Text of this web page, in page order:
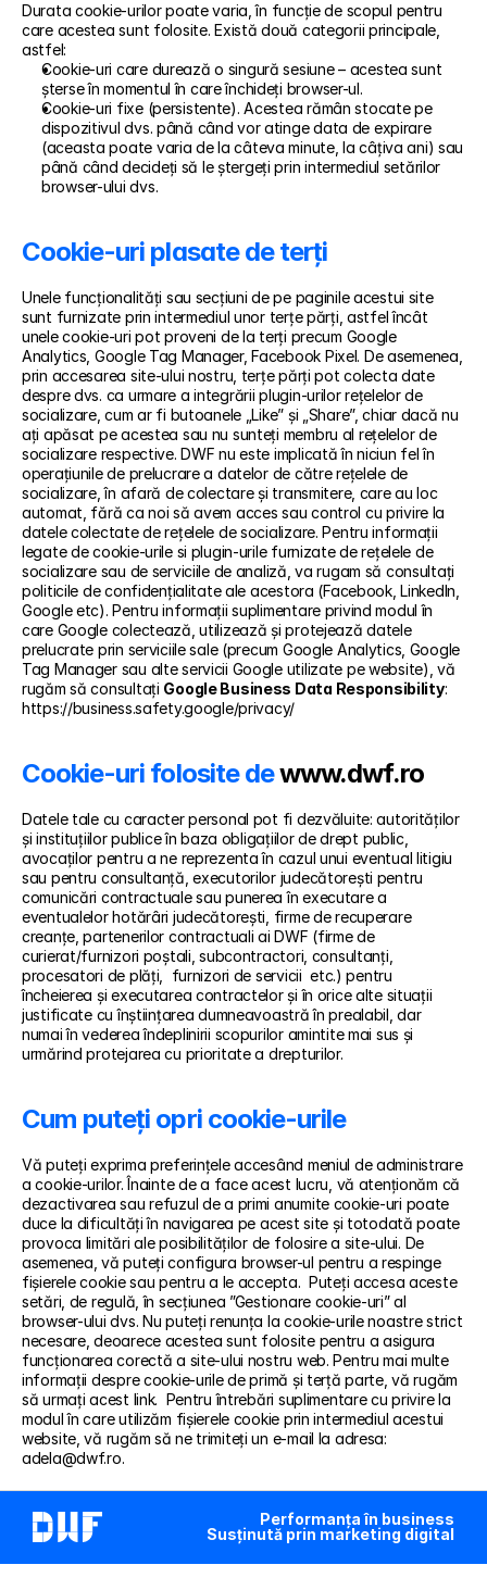
Durata cookie-urilor poate varia, în funcție de scopul pentru
care acestea sunt folosite. Există două categorii principale,
astfel:
Cookie-uri care durează o singură sesiune – acestea sunt
șterse în momentul în care închideți browser-ul.
Cookie-uri fixe (persistente). Acestea rămân stocate pe
dispozitivul dvs. până când vor atinge data de expirare
(aceasta poate varia de la câteva minute, la câțiva ani) sau
până când decideți să le ștergeți prin intermediul setărilor
browser-ului dvs.
Cookie-uri plasate de terți
Unele funcționalități sau secțiuni de pe paginile acestui site
sunt furnizate prin intermediul unor terțe părți, astfel încât
unele cookie-uri pot proveni de la terți precum Google
Analytics, Google Tag Manager, Facebook Pixel. De asemenea,
prin accesarea site-ului nostru, terțe părți pot colecta date
despre dvs. ca urmare a integrării plugin-urilor rețelelor de
socializare, cum ar fi butoanele „Like” și „Share”, chiar dacă nu
ați apăsat pe acestea sau nu sunteți membru al rețelelor de
socializare respective. DWF nu este implicată în niciun fel în
operațiunile de prelucrare a datelor de către rețelele de
socializare, în afară de colectare și transmitere, care au loc
automat, fără ca noi să avem acces sau control cu privire la
datele colectate de rețelele de socializare. Pentru informații
legate de cookie-urile si plugin-urile furnizate de rețelele de
socializare sau de serviciile de analiză, va rugam să consultați
politicile de confidențialitate ale acestora (Facebook, LinkedIn,
Google etc). Pentru informații suplimentare privind modul în
care Google colectează, utilizează și protejează datele
prelucrate prin serviciile sale (precum Google Analytics, Google
Tag Manager sau alte servicii Google utilizate pe website), vă
rugăm să consultați Google Business Data Responsibility
https://business.safety.google/privacy/
Cookie-uri folosite de www.dwf.ro
Datele tale cu caracter personal pot fi dezvăluite: autorităților
și instituțiilor publice în baza obligațiilor de drept public,
avocaților pentru a ne reprezenta în cazul unui eventual litigiu
sau pentru consultanță, executorilor judecătorești pentru
comunicări contractuale sau punerea în executare a
eventualelor hotărâri judecătorești, firme de recuperare
creanțe, partenerilor contractuali ai DWF (firme de
curierat/furnizori poștali, subcontractori, consultanți,
procesatori de plăți,  furnizori de servicii  etc.) pentru
încheierea și executarea contractelor și în orice alte situații
justificate cu înștiințarea dumneavoastră în prealabil, dar
numai în vederea îndeplinirii scopurilor amintite mai sus și
urmărind protejarea cu prioritate a drepturilor.
Cum puteți opri cookie-urile
Vă puteți exprima preferințele accesând meniul de administrare
a cookie-urilor. Înainte de a face acest lucru, vă atenționăm că
dezactivarea sau refuzul de a primi anumite cookie-uri poate
duce la dificultăți în navigarea pe acest site și totodată poate
provoca limitări ale posibilităților de folosire a site-ului. De
asemenea, vă puteți configura browser-ul pentru a respinge
fișierele cookie sau pentru a le accepta.  Puteți accesa aceste
setări, de regulă, în secțiunea ”Gestionare cookie-uri” al
browser-ului dvs. Nu puteți renunța la cookie-urile noastre strict
necesare, deoarece acestea sunt folosite pentru a asigura
funcționarea corectă a site-ului nostru web. Pentru mai multe
informații despre cookie-urile de primă și terță parte, vă rugăm
să urmați acest link.  Pentru întrebări suplimentare cu privire la
modul în care utilizăm fișierele cookie prin intermediul acestui
website, vă rugăm să ne trimiteți un e-mail la adresa:
adela@dwf.ro.
Performanța în business
Susținută prin marketing digital